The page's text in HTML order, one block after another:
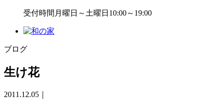
受付時間 月曜日～土曜日10:00～19:00
ブログ
生け花
2011.12.05